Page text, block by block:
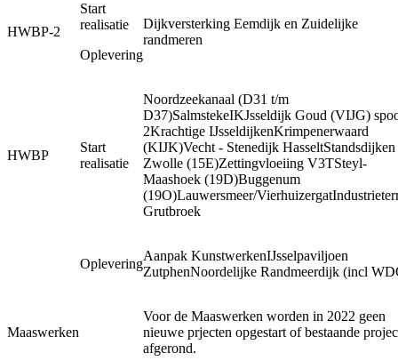
HWBP-2
Start
realisatie
Oplevering
Dijkversterking Eemdijk en Zuidelijke
randmeren
HWBP
Start
realisatie
Noordzeekanaal (D31 t/m
D37)SalmstekeIKJsseldijk Goud (VIJG)
2Krachtige IJsseldijkenKrimpenerwaard
(KIJK)Vecht - Stenedijk HasseltStandsdijken
Zwolle (15E)Zettingvloeiing V3TSteyl-
Maashoek (19D)Buggenum
(19O)Lauwersmeer/
Grutbroek
Oplevering
Aanpak KunstwerkenIJsselpaviljoen
ZutphenNoordelijke Randmeerdijk (incl
Maaswerken
Voor de Maaswerken worden in 2022 geen
nieuwe prjecten opgestart of bestaande
afgerond.